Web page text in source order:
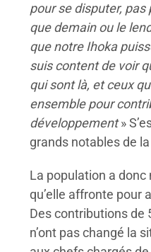
pour se disputer, pas
que demain ou le
que notre Ihoka
suis content de voir
qui sont là, et ceux
ensemble pour
développement»
grands notables de
La population a
qu’elle affronte pour
Des contributions de
n’ont pas changé la